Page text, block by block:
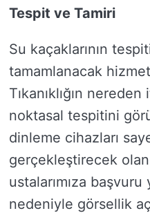
Tespit ve Tamiri
Su kaçaklarının
tamamlanacak
Tıkanıklığın nereden
noktasal tespitini
dinleme cihazları
gerçekleştirecek
ustalarımıza başvuru
nedeniyle görsellik